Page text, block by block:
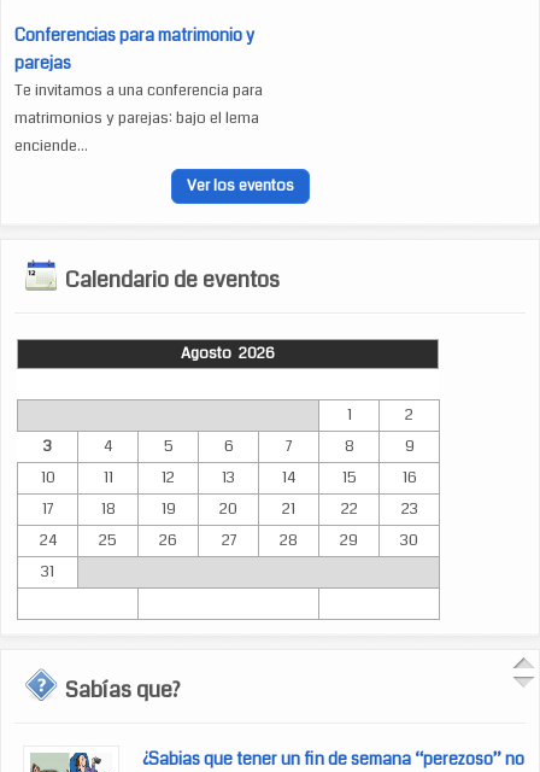
Conferencias para matrimonio y
parejas
Te invitamos a una conferencia para
matrimonios y parejas: bajo el lema
enciende...
Ver los eventos
Calendario de eventos
Agosto 2026
1
2
3
4 5 6 7 8
9
10
11 12 13 14 15
16
17
18 19 20 21 22
23
24
25 26 27 28 29
30
31
Sabías que?
¿Sabias que tener un fin de semana “perezoso” no